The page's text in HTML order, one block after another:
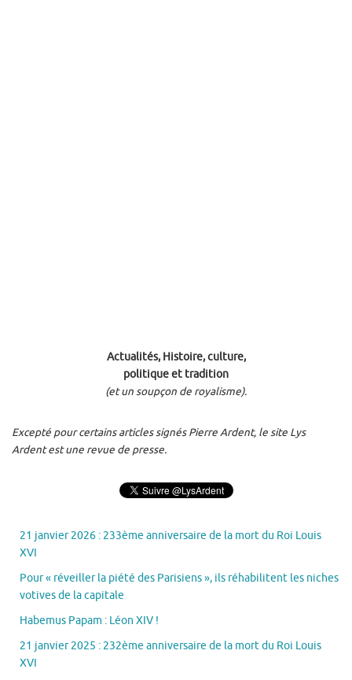
Actualités, Histoire, culture,
politique et tradition
(et un soupçon de royalisme).
Excepté pour certains articles signés Pierre Ardent, le site Lys
Ardent est une revue de presse.
21 janvier 2026 : 233ème anniversaire de la mort du Roi Louis
XVI
Pour « réveiller la piété des Parisiens », ils réhabilitent les niches
votives de la capitale
Habemus Papam : Léon XIV !
21 janvier 2025 : 232ème anniversaire de la mort du Roi Louis
XVI